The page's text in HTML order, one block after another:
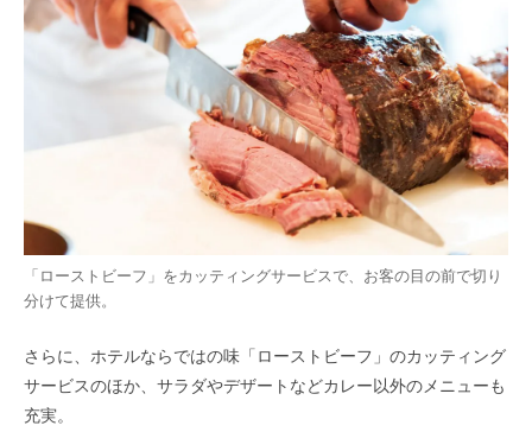
「ローストビーフ」をカッティングサービスで、お客の目の前で切り
分けて提供。
さらに、ホテルならではの味「ローストビーフ」のカッティング
サービスのほか、サラダやデザートなどカレー以外のメニューも
充実。